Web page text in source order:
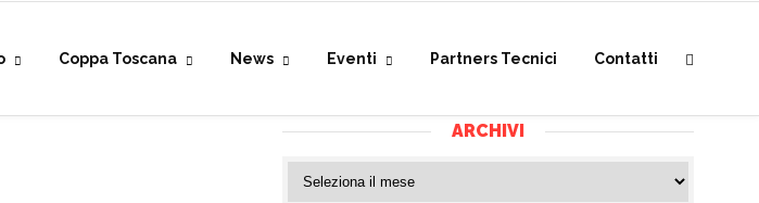
Coppa Toscana News Eventi Partners Tecnici Contatti
ARCHIVI